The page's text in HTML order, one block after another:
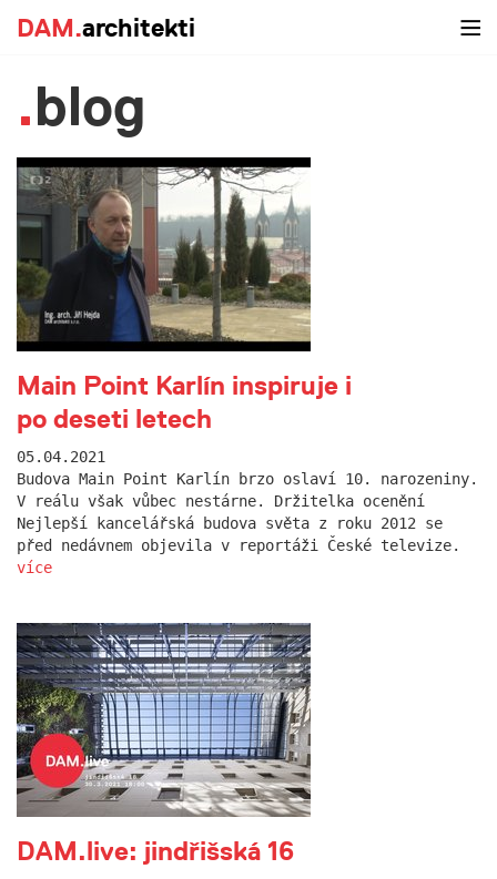
DAM.architekti
blog
Main Point Karlín inspiruje i
po deseti letech
05.04.2021
Budova Main Point Karlín brzo oslaví 10. narozeniny.
V reálu však vůbec nestárne. Držitelka ocenění
Nejlepší kancelářská budova světa z roku 2012 se
před nedávnem objevila v reportáži České televize.
více
DAM.live: jindřišská 16